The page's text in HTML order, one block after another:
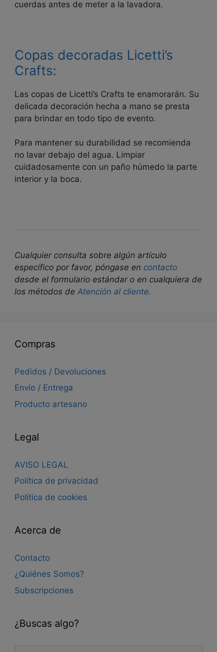
cuerdas antes de meter a la lavadora.
Copas decoradas Licetti’s
Crafts:
Las copas de Licetti’s Crafts te enamorarán. Su
delicada decoración hecha a mano se presta
para brindar en todo tipo de evento.
Para mantener su durabilidad se recomienda
no lavar debajo del agua. Limpiar
cuidadosamente con un paño húmedo la parte
interior y la boca.
Cualquier consulta sobre algún artículo
específico por favor, póngase en contacto
desde el formulario estándar o en cualquiera de
los métodos de Atención al cliente.
Compras
Pedidos / Devoluciones
Envío / Entrega
Producto artesano
Legal
AVISO LEGAL
Política de privacidad
Política de cookies
Acerca de
Contacto
¿Quiénes Somos?
Subscripciones
¿Buscas algo?